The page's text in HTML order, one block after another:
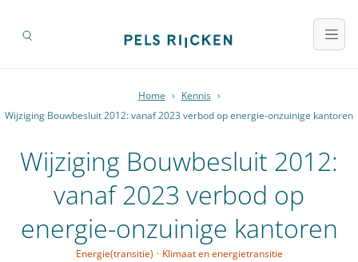
Home › Kennis ›
Wijziging Bouwbesluit 2012: vanaf 2023 verbod op energie-onzuinige kantoren
Wijziging Bouwbesluit 2012:
vanaf 2023 verbod op
energie-onzuinige kantoren
Energie(transitie) · Klimaat en energietransitie